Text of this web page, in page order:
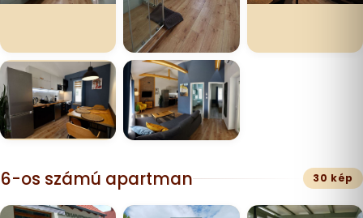
6-os számú apartman 30 kép